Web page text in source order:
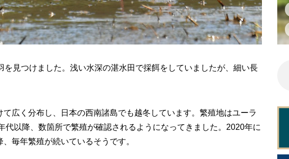
見つけました。浅い水深の湛水田で採餌をしていましたが、細い長
広く分布し、日本の西南諸島でも越冬しています。繁殖地はユーラ
以降、数箇所で繁殖が確認されるようになってきました。2020年に
毎年繁殖が続いているそうです。